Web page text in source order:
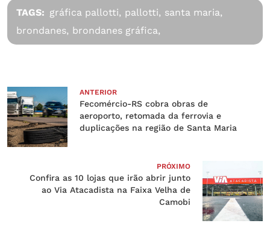
TAGS: gráfica pallotti, pallotti, santa maria,
brondanes, brondanes gráfica,
ANTERIOR
Fecomércio-RS cobra obras de
aeroporto, retomada da ferrovia e
duplicações na região de Santa Maria
PRÓXIMO
Confira as 10 lojas que irão abrir junto
ao Via Atacadista na Faixa Velha de
Camobi